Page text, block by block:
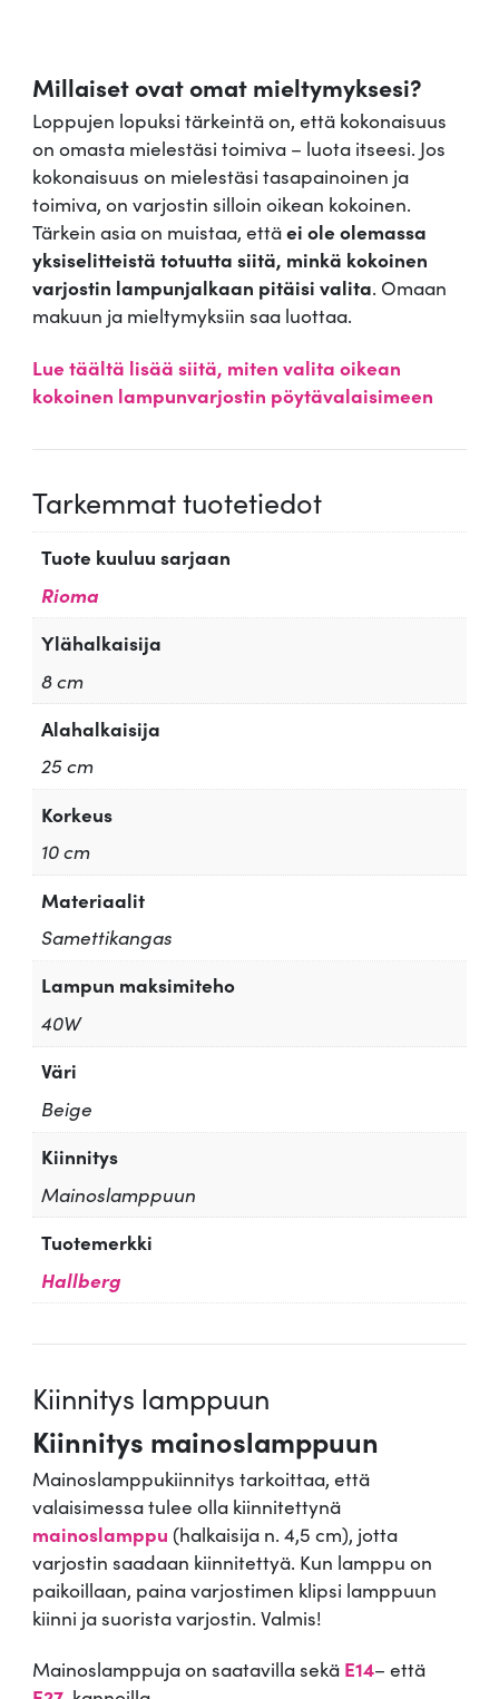
Millaiset ovat omat mieltymyksesi?
Loppujen lopuksi tärkeintä on, että kokonaisuus
on omasta mielestäsi toimiva – luota itseesi. Jos
kokonaisuus on mielestäsi tasapainoinen ja
toimiva, on varjostin silloin oikean kokoinen.
Tärkein asia on muistaa, ettäei ole olemassa
yksiselitteistä totuutta siitä, minkä kokoinen
varjostin lampunjalkaan pitäisi valita. Omaan
makuun ja mieltymyksiin saa luottaa.
Lue täältä lisää siitä, miten valita oikean
kokoinen lampunvarjostin pöytävalaisimeen
Tarkemmat tuotetiedot
Tuote kuuluu sarjaan
Rioma
Ylähalkaisija
8 cm
Alahalkaisija
25 cm
Korkeus
10 cm
Materiaalit
Samettikangas
Lampun maksimiteho
40W
Väri
Beige
Kiinnitys
Mainoslamppuun
Tuotemerkki
Hallberg
Kiinnitys lamppuun
Kiinnitys mainoslamppuun
Mainoslamppukiinnitys tarkoittaa, että
valaisimessa tulee olla kiinnitettynä
mainoslamppu (halkaisija n. 4,5 cm), jotta
varjostin saadaan kiinnitettyä. Kun lamppu on
paikoillaan, paina varjostimen klipsi lamppuun
kiinni ja suorista varjostin. Valmis!
Mainoslamppuja on saatavilla sekä E14– että